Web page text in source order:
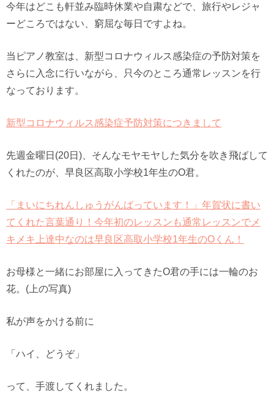
今年はどこも軒並み臨時休業や自粛などで、旅行やレジャ
ーどころではない、窮屈な毎日ですよね。
当ピアノ教室は、新型コロナウィルス感染症の予防対策を
さらに入念に行いながら、只今のところ通常レッスンを行
なっております。
新型コロナウィルス感染症予防対策につきまして
先週金曜日(20日)、そんなモヤモヤした気分を吹き飛ばして
くれたのが、早良区高取小学校1年生のO君。
「まいにちれんしゅうがんばっています！」年賀状に書い
てくれた言葉通り！今年初のレッスンも通常レッスンでメ
キメキ上達中なのは早良区高取小学校1年生のOくん！
お母様と一緒にお部屋に入ってきたO君の手には一輪のお
花。(上の写真)
私が声をかける前に
「ハイ、どうぞ」
って、手渡してくれました。